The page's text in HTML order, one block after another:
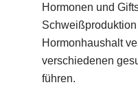
Hormonen und
Hormonhaushalt
verschiedenen
führen.